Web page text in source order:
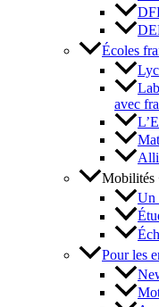
Écoles
avec
Mobilités
Un
Pour les